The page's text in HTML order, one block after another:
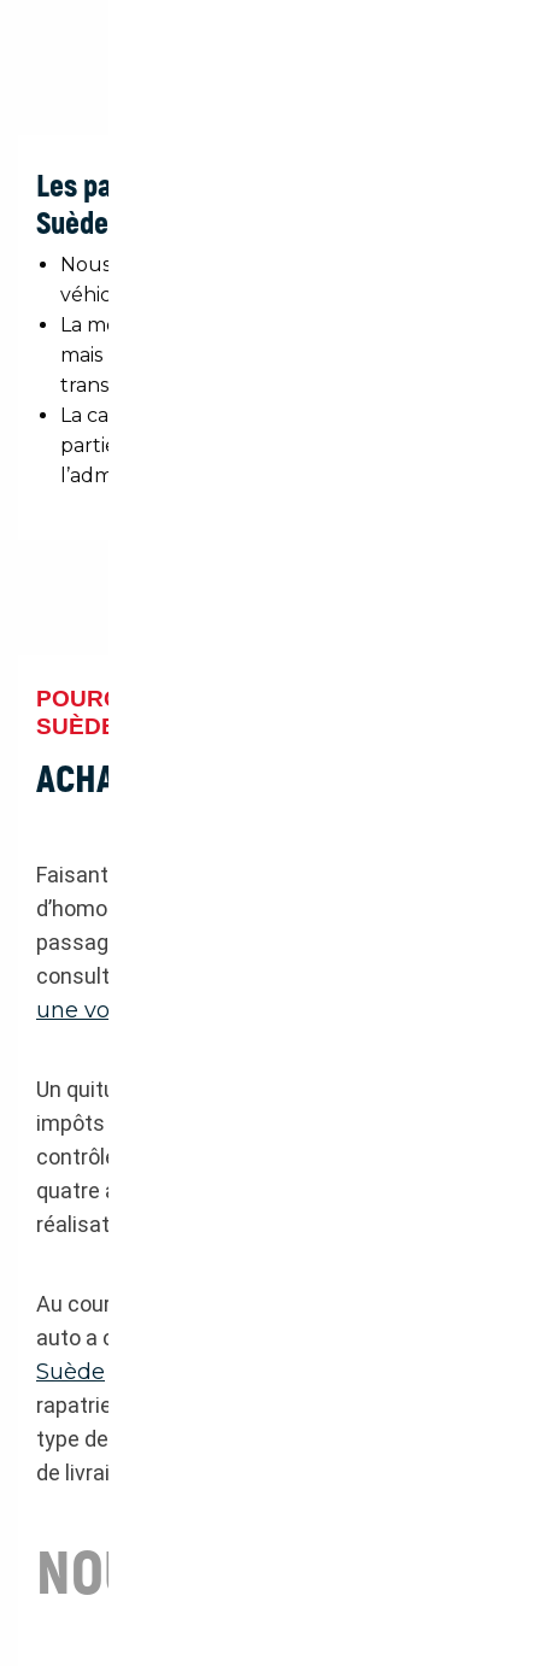
Les particularités de l’import auto en
Suède
Nous constatons un réel intérêt sur les
véhicules de marque Premium et
La monnaie locale est en couronne suédoise
mais ne pose aucun problème pour les
transactions bancaires.
La carte grise suédoise se compose en deux
parties et devra être présentée telle que à
l’administration française.
POURQUOI ACHETER SON VÉHICULE EN
SUÈDE ?
ACHAT AUTO SUÈDE
Faisant partie de l’Europe, il n’y a pas
d’homologation spécifique à supporter ni de
passage en douane (pour plus de précisions,
consultez notre article
une voiture
Un quitus fiscal sera à réaliser au centre des
impôts dont le client dépend ainsi qu’un
contrôle technique si le véhicule a plus de
quatre ans afin de déposer le dossier pour la
réalisation de la
Au cours de ces dernières années, Courtage
auto a créé différents partenariats avec la
Suède
rapatriement le plus adéquate en fonction du
type de véhicule, du lieu d’enlèvement et du lieu
de livraison.
NOUS CONTACTER